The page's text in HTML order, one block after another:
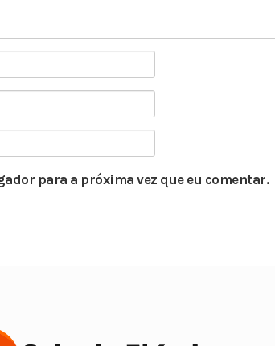
para a próxima vez que eu comentar.